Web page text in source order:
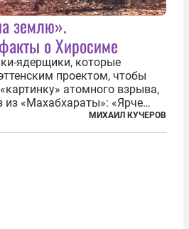
землю».
о Хиросиме
ядерщики, которые
проектом, чтобы
атомного взрыва,
из «Махабхараты»: «Ярче
это пламя». Не все жители
и Нагасаки, на
МИХАИЛ КУЧЕРОВ